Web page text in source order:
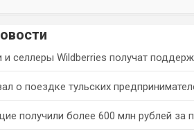
и селлеры Wildberries получат
о поездке тульских
получили более 600 млн рублей за